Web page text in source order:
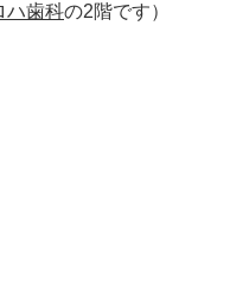
ハ歯科の2階です）